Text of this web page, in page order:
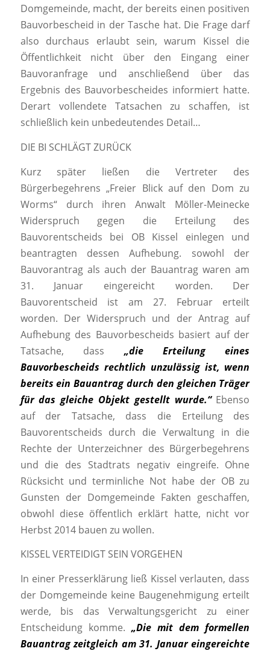
Domgemeinde, macht, der bereits einen positiven
Bauvorbescheid in der Tasche hat. Die Frage darf
also durchaus erlaubt sein, warum Kissel die
Öffentlichkeit nicht über den Eingang einer
Bauvoranfrage und anschließend über das
Ergebnis des Bauvorbescheides informiert hatte.
Derart vollendete Tatsachen zu schaffen, ist
schließlich kein unbedeutendes Detail…
DIE BI SCHLÄGT ZURÜCK
Kurz später ließen die Vertreter des
Bürgerbegehrens „Freier Blick auf den Dom zu
Worms“ durch ihren Anwalt Möller-Meinecke
Widerspruch gegen die Erteilung des
Bauvorentscheids bei OB Kissel einlegen und
beantragten dessen Aufhebung. sowohl der
Bauvorantrag als auch der Bauantrag waren am
31. Januar eingereicht worden. Der
Bauvorentscheid ist am 27. Februar erteilt
worden. Der Widerspruch und der Antrag auf
Aufhebung des Bauvorbescheids basiert auf der
Tatsache, dass „die Erteilung eines
Bauvorbescheids rechtlich unzulässig ist, wenn
bereits ein Bauantrag durch den gleichen Träger
für das gleiche Objekt gestellt wurde.“Ebenso
auf der Tatsache, dass die Erteilung des
Bauvorentscheids durch die Verwaltung in die
Rechte der Unterzeichner des Bürgerbegehrens
und die des Stadtrats negativ eingreife. Ohne
Rücksicht und terminliche Not habe der OB zu
Gunsten der Domgemeinde Fakten geschaffen,
obwohl diese öffentlich erklärt hatte, nicht vor
Herbst 2014 bauen zu wollen.
KISSEL VERTEIDIGT SEIN VORGEHEN
In einer Presserklärung ließ Kissel verlauten, dass
der Domgemeinde keine Baugenehmigung erteilt
werde, bis das Verwaltungsgericht zu einer
Entscheidung komme. „Die mit dem formellen
Bauantrag zeitgleich am 31. Januar eingereichte